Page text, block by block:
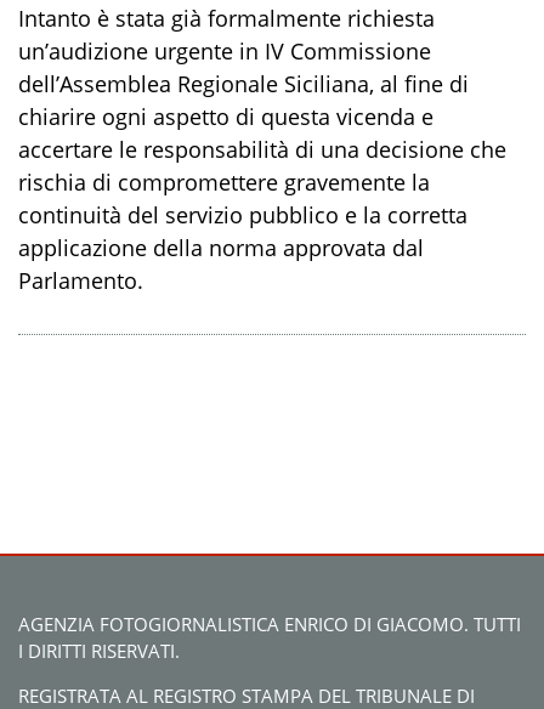
Intanto è stata già formalmente richiesta
un’audizione urgente in IV Commissione
dell’Assemblea Regionale Siciliana, al fine di
chiarire ogni aspetto di questa vicenda e
accertare le responsabilità di una decisione che
rischia di compromettere gravemente la
continuità del servizio pubblico e la corretta
applicazione della norma approvata dal
Parlamento.
AGENZIA FOTOGIORNALISTICA ENRICO DI GIACOMO. TUTTI
I DIRITTI RISERVATI.
REGISTRATA AL REGISTRO STAMPA DEL TRIBUNALE DI